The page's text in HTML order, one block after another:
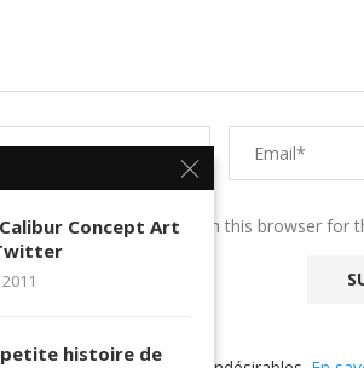
name, email, and website in this browser for
Concept Art
petite histoire de